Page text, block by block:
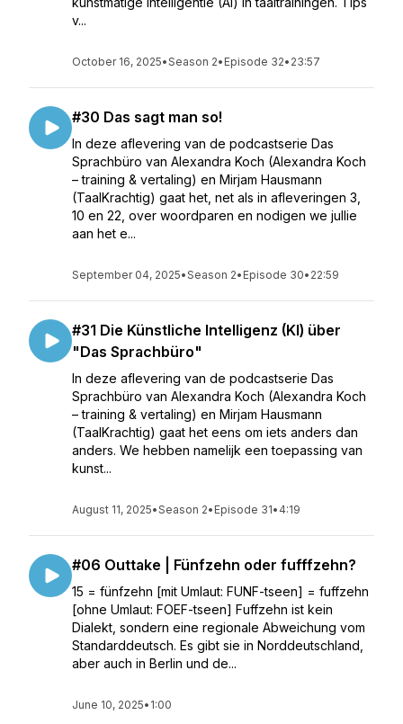
v...
October 16, 2025•Season 2• Episode 32• 23:57
#30 Das sagt man so!
In deze aflevering van de podcastserie Das
Sprachbüro van Alexandra Koch (Alexandra Koch
– training & vertaling) en Mirjam Hausmann
(TaalKrachtig) gaat het, net als in afleveringen 3,
10 en 22, over woordparen en nodigen we jullie
aan het e...
September 04, 2025•Season 2• Episode 30• 22:59
#31 Die Künstliche Intelligenz (KI) über
"Das Sprachbüro"
In deze aflevering van de podcastserie Das
Sprachbüro van Alexandra Koch (Alexandra Koch
– training & vertaling) en Mirjam Hausmann
(TaalKrachtig) gaat het eens om iets anders dan
anders. We hebben namelijk een toepassing van
kunst...
August 11, 2025•Season 2• Episode 31• 4:19
#06 Outtake | Fünfzehn oder fufffzehn?
15 = fünfzehn [mit Umlaut: FUNF-tseen] = fuffzehn
[ohne Umlaut: FOEF-tseen] Fuffzehn ist kein
Dialekt, sondern eine regionale Abweichung vom
Standarddeutsch. Es gibt sie in Norddeutschland,
aber auch in Berlin und de...
June 10, 2025• 1:00